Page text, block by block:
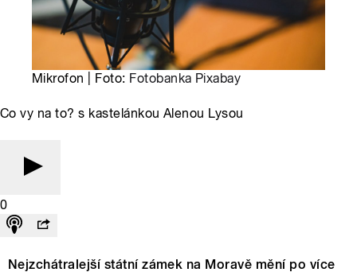
Mikrofon | Foto: Fotobanka Pixabay
Co vy na to? s kastelánkou Alenou Lysou
0
Nejzchátralejší státní zámek na Moravě mění po více